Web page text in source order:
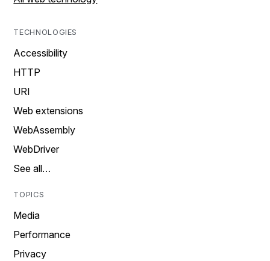
TECHNOLOGIES
Accessibility
HTTP
URI
Web extensions
WebAssembly
WebDriver
See all…
TOPICS
Media
Performance
Privacy